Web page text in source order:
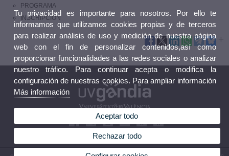
PROGRAMA
INSCRIPCIÓN
Tu privacidad es importante para nosotros. Por ello te
informamos que utilizamos cookies propias y de terceros
para realizar análisis de uso y medición de nuestra página
web con el fin de personalizar contenidos,así como
proporcionar funcionalidades a las redes sociales o analizar
nuestro tráfico. Para continuar acepta o modifica la
configuración de nuestras cookies. Para ampliar información
Más información
Aceptar todo
Rechazar todo